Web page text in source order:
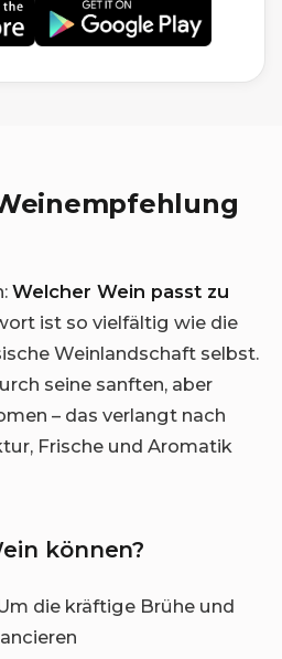
Welcher Wein passt zu
ist so vielfältig wie die
Weinlandschaft selbst.
seine sanften, aber
– das verlangt nach
Frische und Aromatik
können?
die kräftige Brühe und